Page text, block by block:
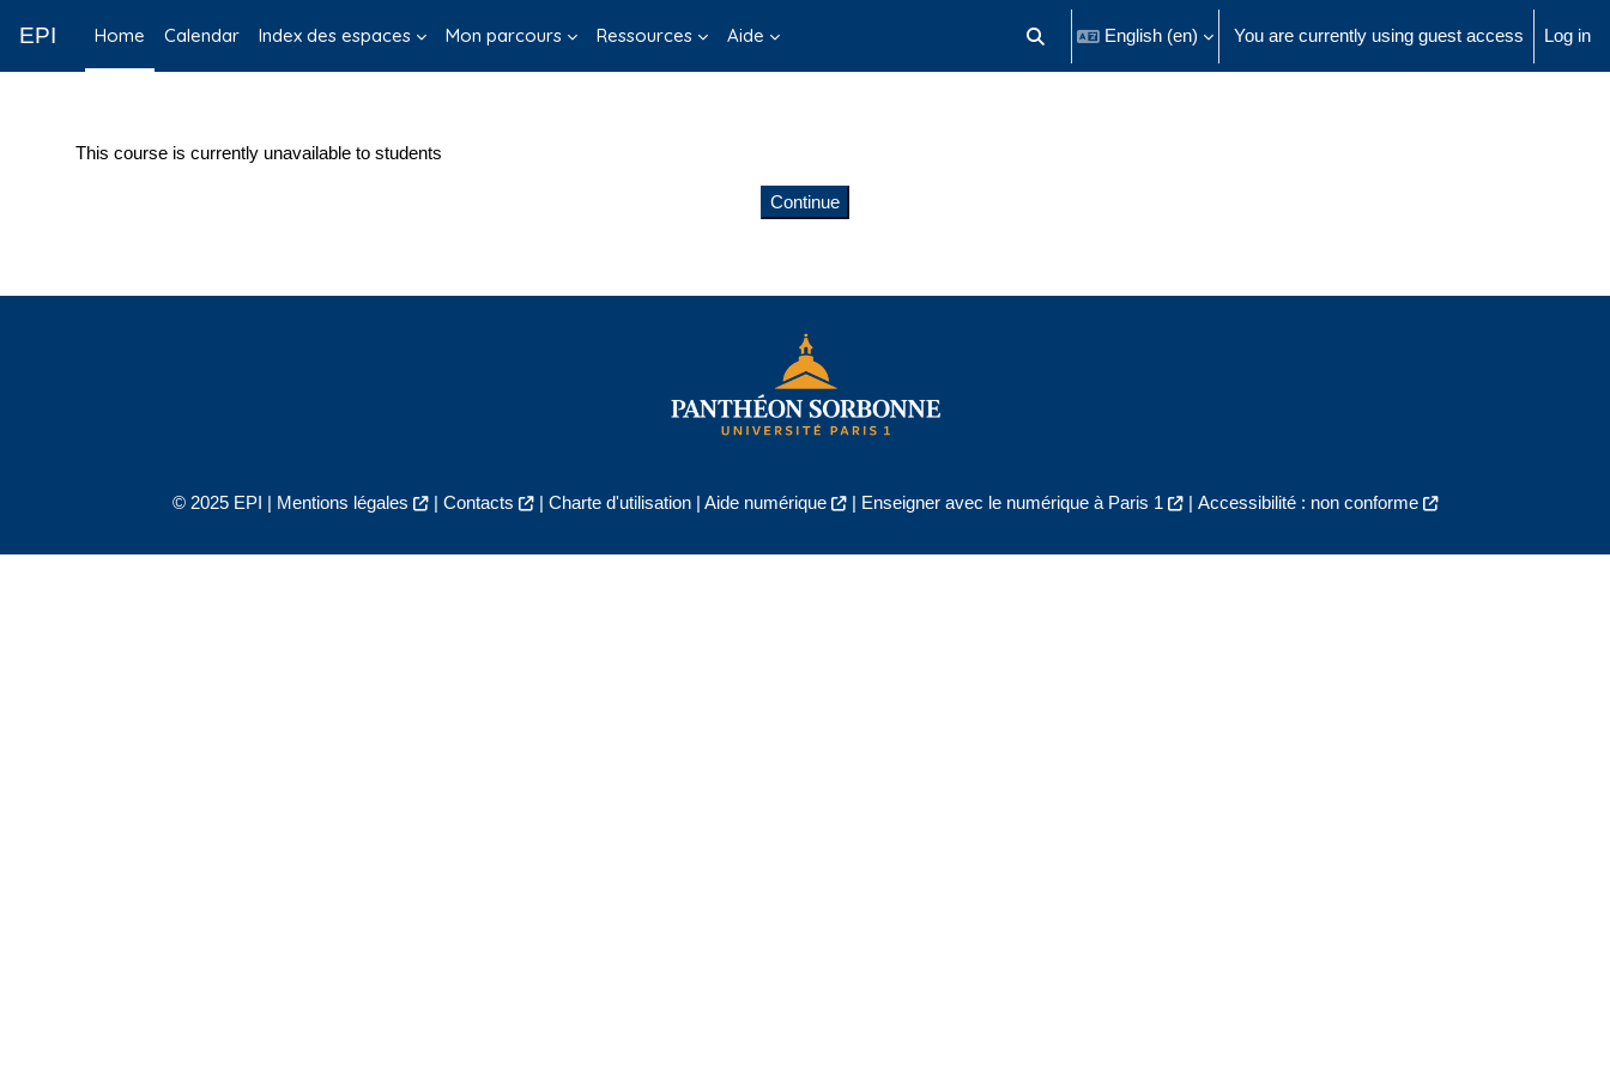
EPI Home Calendar Index des espaces Mon parcours Ressources Aide Toggle search input
English ‎(en)‎ You are currently using guest access Log in
This course is currently unavailable to students
Continue
© 2025 EPI | Mentions légales | Contacts | Charte d'utilisation| Aide numérique | Enseigner avec le numérique à Paris 1 | Accessibilité : non conforme